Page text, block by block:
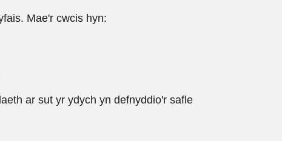
Mae'r cwcis hyn:
ar sut yr ydych yn defnyddio'r safle